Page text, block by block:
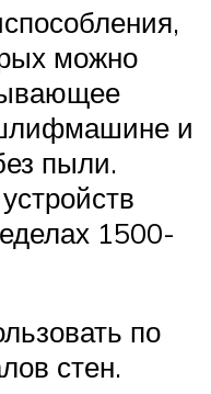
можно
и
пыли.
1500-
по
стен.